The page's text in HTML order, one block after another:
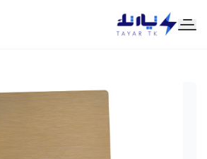
تيار تك إنارة وكهرباء